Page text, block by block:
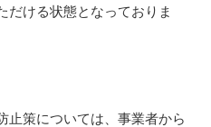
だける状態となっておりま
止策については、事業者から